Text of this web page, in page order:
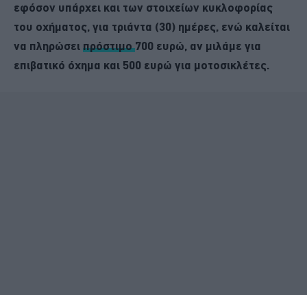
εφόσον υπάρχει και των στοιχείων κυκλοφορίας
του οχήματος, για τριάντα (30) ημέρες, ενώ καλείται
να πληρώσει πρόστιμο700 ευρώ, αν μιλάμε για
επιβατικό όχημα και 500 ευρώ για μοτοσικλέτες.